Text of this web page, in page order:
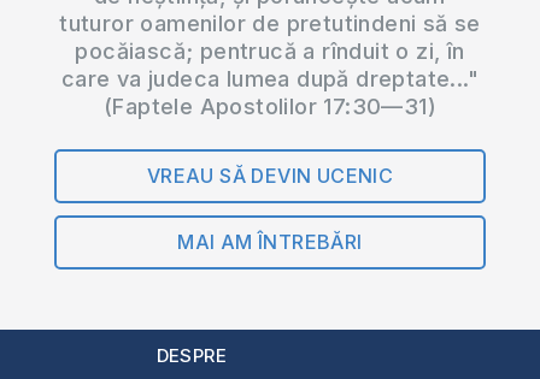
tuturor oamenilor de pretutindeni să se
pocăiască; pentrucă a rînduit o zi, în
care va judeca lumea după dreptate..."
(Faptele Apostolilor 17:30—31)
VREAU SĂ DEVIN UCENIC
MAI AM ÎNTREBĂRI
DESPRE